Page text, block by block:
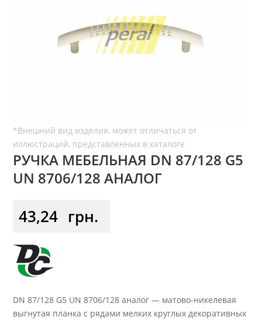
РУЧКА МЕБЕЛЬНАЯ DN 87/128 G5
UN 8706/128 АНАЛОГ
43,24 грн.
DN 87/128 G5 UN 8706/128 аналог — матово-никелевая
выгнутая планка с рядами мелких круглых декоративных